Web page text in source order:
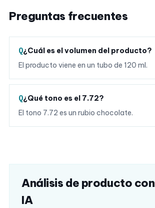
Preguntas frecuentes
¿Cuál es el volumen del producto?
El producto viene en un tubo de 120 ml.
¿Qué tono es el 7.72?
El tono 7.72 es un rubio chocolate.
Análisis de producto con
IA